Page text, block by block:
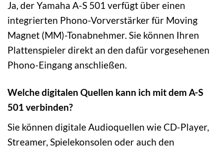
Ja, der Yamaha A-S 501 verfügt über einen
integrierten Phono-Vorverstärker für Moving
Magnet (MM)-Tonabnehmer. Sie können Ihren
Plattenspieler direkt an den dafür vorgesehenen
Phono-Eingang anschließen.
Welche digitalen Quellen kann ich mit dem A-S
501 verbinden?
Sie können digitale Audioquellen wie CD-Player,
Streamer, Spielekonsolen oder auch den